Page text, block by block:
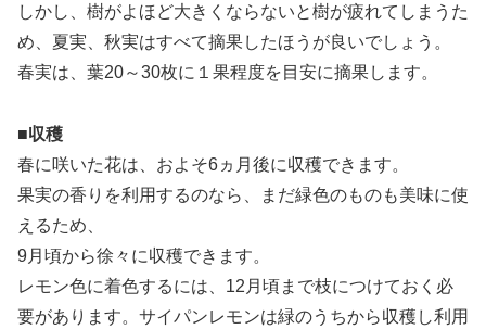
しかし、樹がよほど大きくならないと樹が疲れてしまうた
め、夏実、秋実はすべて摘果したほうが良いでしょう。
春実は、葉20～30枚に１果程度を目安に摘果します。
■収穫
春に咲いた花は、およそ6ヵ月後に収穫できます。
果実の香りを利用するのなら、まだ緑色のものも美味に使
えるため、
9月頃から徐々に収穫できます。
レモン色に着色するには、12月頃まで枝につけておく必
要があります。サイパンレモンは緑のうちから収穫し利用